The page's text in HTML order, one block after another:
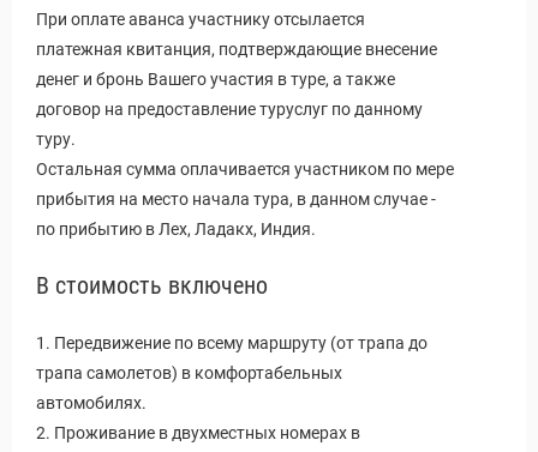
При оплате аванса участнику отсылается
платежная квитанция, подтверждающие внесение
денег и бронь Вашего участия в туре, а также
договор на предоставление туруслуг по данному
туру.
Остальная сумма оплачивается участником по мере
прибытия на место начала тура, в данном случае -
по прибытию в Лех, Ладакх, Индия.
В стоимость включено
1. Передвижение по всему маршруту (от трапа до
трапа самолетов) в комфортабельных
автомобилях.
2. Проживание в двухместных номерах в